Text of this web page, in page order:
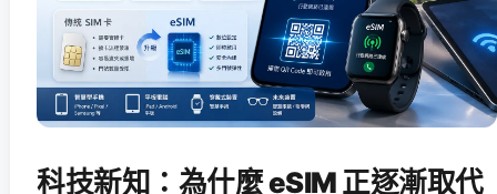
科技新知：為什麼 eSIM 正逐漸取代